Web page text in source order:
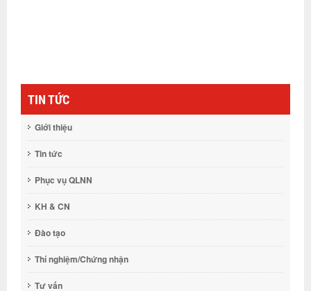
TIN TỨC
Giới thiệu
Tin tức
Phục vụ QLNN
KH & CN
Đào tạo
Thí nghiệm/Chứng nhận
Tư vấn